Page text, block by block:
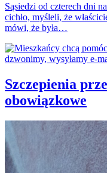
Sąsiedzi od czterech dni
cichło, myśleli, że
mówi, że była…
Szczepienia
obowiązkowe